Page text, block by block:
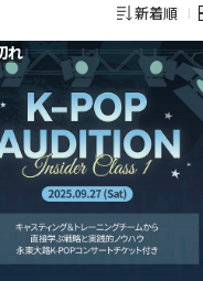
新着順
れ